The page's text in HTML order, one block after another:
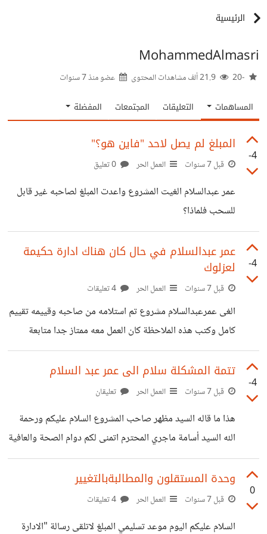
الرئيسية
MohammedAlmasri
-20 عضو منذ7 سنوات
المساهمات التعليقات المجتمعات المفضلة
-4
المبلغ لم يصل لاحد "فاين هو؟"
قبل 7 سنوات العمل الحر
عمر عبدالسلام الغيت المشروع واعدت المبلغ لصاحبه غير قابل
للسحب فلماذا؟
-4
عمر عبدالسلام في حال كان هناك ادارة حكيمة
لعزلوك
قبل 7 سنوات العمل الحر
الغى عمرعبدالسلام مشروع تم استلامه من صاحبه وقييمه تقييم
كامل وكتب هذه الملاحظة كان العمل معه ممتاز جدا متابعة
وتواصل جودة في العمل مهارة وخبرة في الاداء التسليم السريع
وحتى قبل انتهاء الوقت المتفق عليه نعم هذا ما كتبه صاحب
المشروع عني انا منفذ المشروع طلب عمر عبدالسلام استلام كود
المبلغ وعبدالسلام الغى المشروع والسؤال المكرر "لماذا تريد
الكود الذي لا تملكه؟"
-4
تتمة المشكلة سلام الى عمر عبد السلام
قبل 7 سنوات العمل الحر تعليقان
هذا ما قاله السيد مظهر صاحب المشروع السلام عليكم ورحمة
الله السيد أسامة ماجري المحترم اتمنى لكم دوام الصحة والعافية
بالامس اطلع مديري على المشروع وكان سعيدا جدا بالعمل أود
أن أقدم لك شكري وامتناني مرة اخرى للأخ محمد محمد
المستقل الذي عمل على هذا المشروع متمنيا له التوفيق. كما
0
وحدة المستقلون والمطالبةبالتغيير
قبل 7 سنوات العمل الحر
السلام عليكم اليوم موعد تسليمي المبلغ لاتلقى رسالة "الادارة